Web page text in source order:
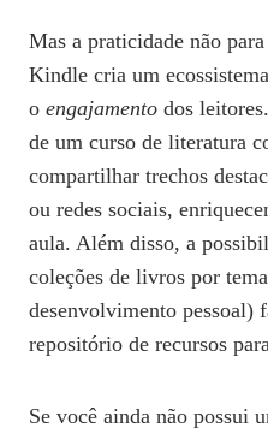
Mas a praticidade não
Kindle cria um
o engajamento dos
de um curso de literatura
compartilhar trechos
ou redes sociais,
aula. Além disso, a
coleções de livros por
desenvolvimento pessoal)
repositório de recursos
Se você ainda não possui